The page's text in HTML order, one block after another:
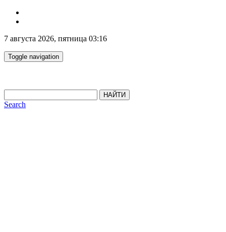
7 августа 2026, пятница 03:16
Toggle navigation
НАЙТИ
Search